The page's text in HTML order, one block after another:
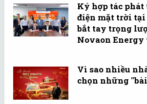
Ký hợp tác
điện mặt trời tại
bắt tay trọng
Novaon Energy
Vì sao nhiều
chọn những